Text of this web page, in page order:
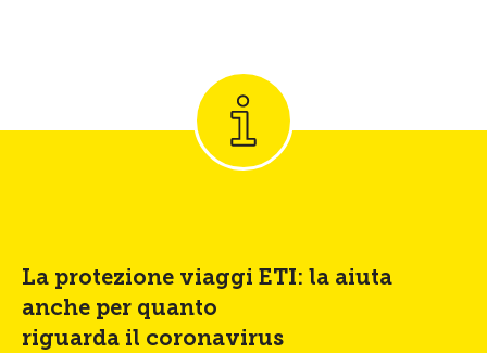
La protezione viaggi ETI: la aiuta
anche per quanto
riguarda il coronavirus